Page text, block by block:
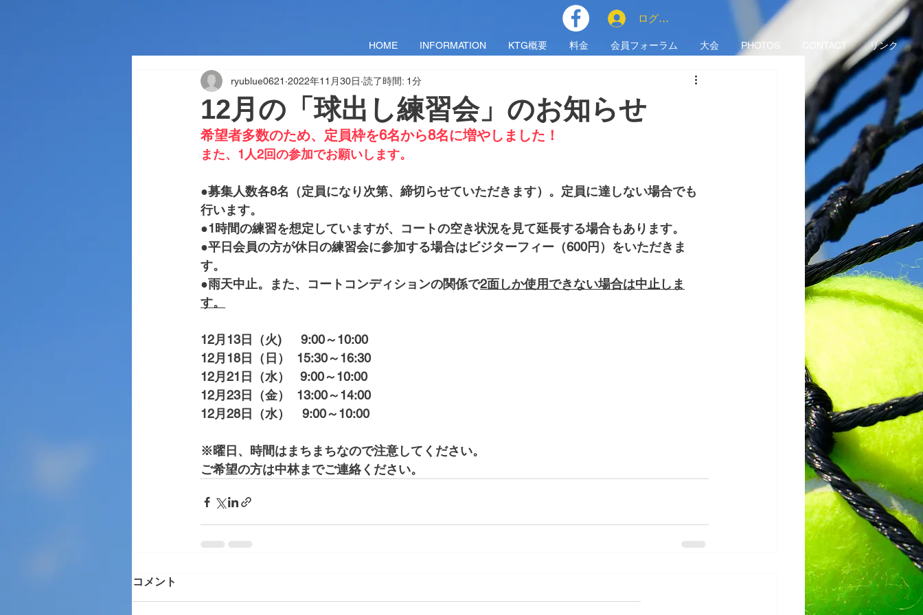
HOME INFORMATION KTG概要 料金 会員フォーラム 大会 PHOTOS CONTACT リンク
ログイン
12月の「球出し練習会」のお知らせ
ryublue0621 2022年11月30日 読了時間: 1分
希望者多数のため、定員枠を6名から8名に増やしました！
また、1人2回の参加でお願いします。
●募集人数各8名（定員になり次第、締切らせていただきます）。定員に達しない場合でも
行います。
●1時間の練習を想定していますが、コートの空き状況を見て延長する場合もあります。
●平日会員の方が休日の練習会に参加する場合はビジターフィー（600円）をいただきま
す。
●雨天中止。また、コートコンディションの関係で2面しか使用できない場合は中止しま
す。
12月13日（火)　  9:00～10:00
12月18日（日）  15:30～16:30
12月21日（水）   9:00～10:00
12月23日（金）  13:00～14:00
12月28日（水）　9:00～10:00
※曜日、時間はまちまちなので注意してください。
ご希望の方は中林までご連絡ください。
コメント